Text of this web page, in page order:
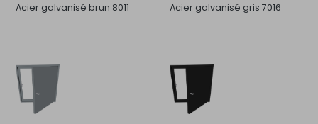
Acier galvanisé brun 8011 Acier galvanisé gris 7016